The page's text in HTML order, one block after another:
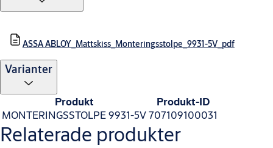
ASSA ABLOY_Mattskiss_Monteringsstolpe_9931-5V_pdf
Varianter
Produkt
Produkt-ID
MONTERINGSSTOLPE 9931-5V707109100031
Relaterade produkter